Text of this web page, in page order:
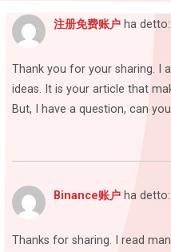
注册免费账户 ha detto:
Thank you for your sharing. I
ideas. It is your article that
But, I have a question, can
Binance账户 ha detto:
Thanks for sharing. I read